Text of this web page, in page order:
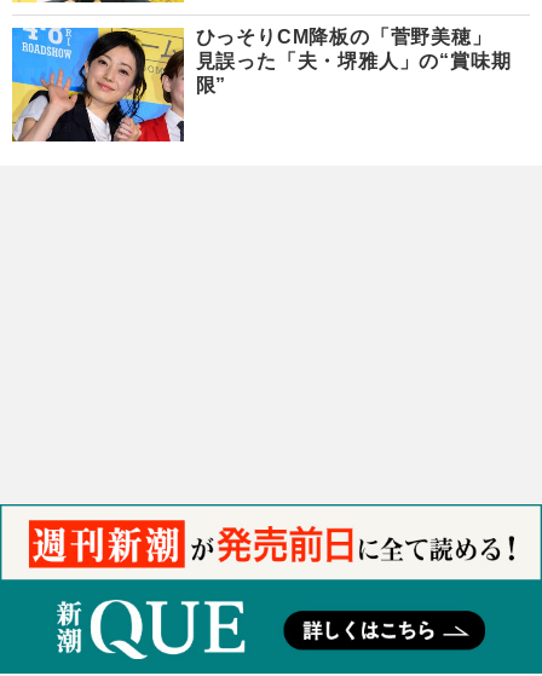
ひっそりCM降板の「菅野美穂」
見誤った「夫・堺雅人」の“賞味期
限”